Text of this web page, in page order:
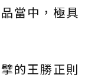
當中，極具
的王勝正則